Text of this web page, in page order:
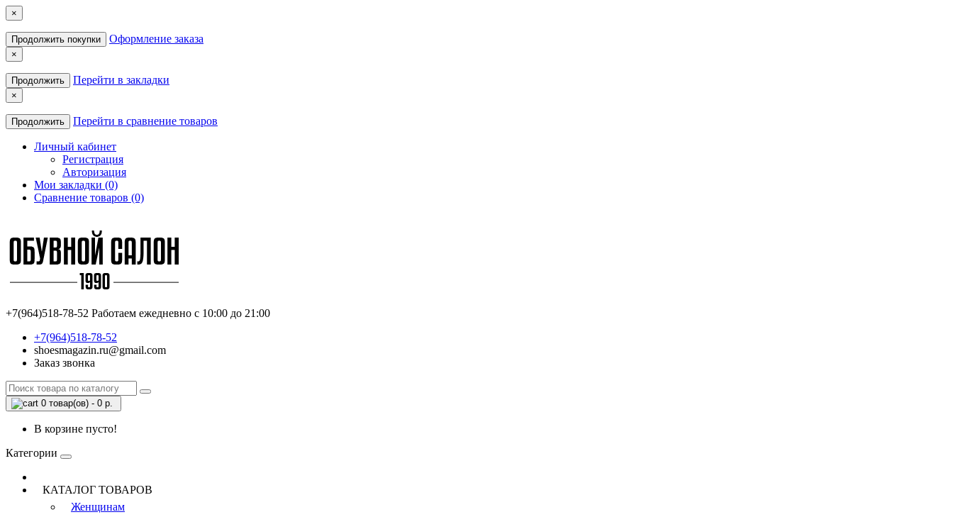
×
Продолжить покупки Оформление заказа
×
Продолжить Перейти в закладки
×
Продолжить Перейти в сравнение товаров
Личный кабинет
Регистрация
Авторизация
Мои закладки (0)
Сравнение товаров (0)
+7(964)518-78-52 Работаем ежедневно с 10:00 до 21:00
+7(964)518-78-52
shoesmagazin.ru@gmail.com
Заказ звонка
0 товар(ов) - 0 р.
В корзине пусто!
Категории
КАТАЛОГ ТОВАРОВ
Женщинам